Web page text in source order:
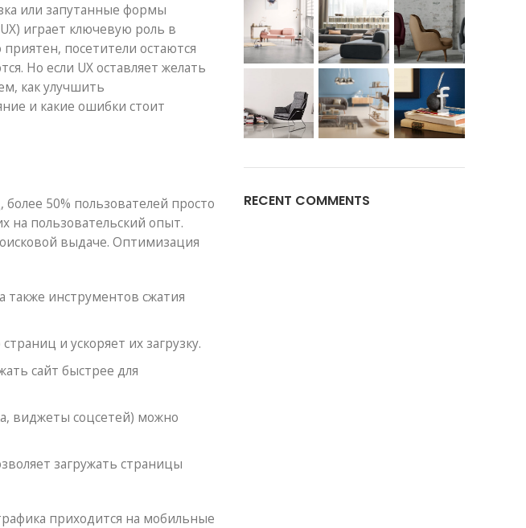
или запутанные формы
играет ключевую роль в
посетители остаются
Но если UX оставляет желать
как улучшить
и какие ошибки стоит
50% пользователей просто
на пользовательский опыт.
выдаче. Оптимизация
также инструментов сжатия
и ускоряет их загрузку.
сайт быстрее для
виджеты соцсетей) можно
загружать страницы
приходится на мобильные
RECENT COMMENTS